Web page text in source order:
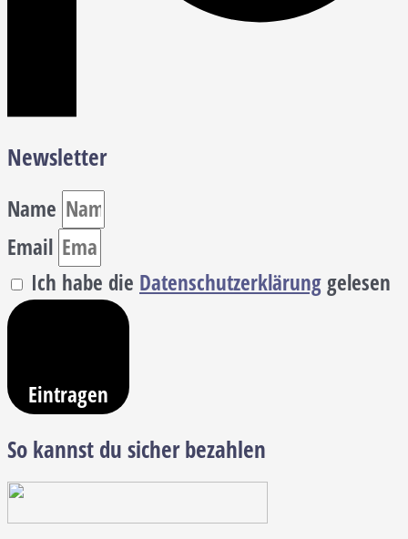
Newsletter
Name
Email
Ich habe die Datenschutzerklärunggelesen
Eintragen
So kannst du sicher bezahlen